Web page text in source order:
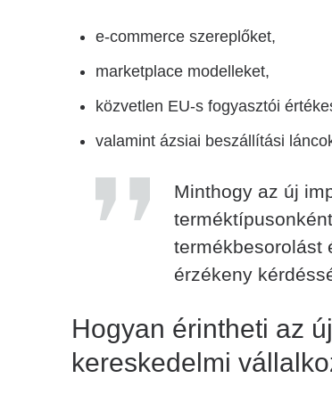
e-commerce szereplőket,
marketplace modelleket,
közvetlen EU-s fogyasztói
valamint ázsiai beszállítási
Minthogy az új
termékbesorolást
érzékeny
Hogyan érintheti az
kereskedelmi